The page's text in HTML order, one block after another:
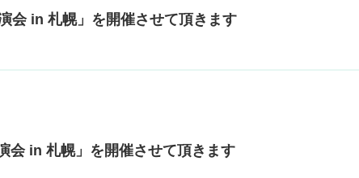
会 in 札幌」を開催させて頂きます
会 in 札幌」を開催させて頂きます